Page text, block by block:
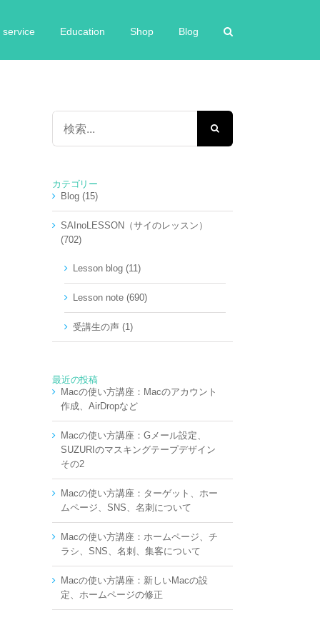
service Education Shop Blog
検
…
カテゴリー
Blog (15)
SAInoLESSON（サイのレッスン）
(702)
Lesson blog (11)
Lesson note (690)
受講生の声 (1)
最近の投稿
Macの使い方講座：Macのアカウント
作成、AirDropなど
Macの使い方講座：Gメール設定、
SUZURIのマスキングテープデザイン
その2
Macの使い方講座：ターゲット、ホー
ムページ、SNS、名刺について
Macの使い方講座：ホームページ、チ
ラシ、SNS、名刺、集客について
Macの使い方講座：新しいMacの設
定、ホームページの修正